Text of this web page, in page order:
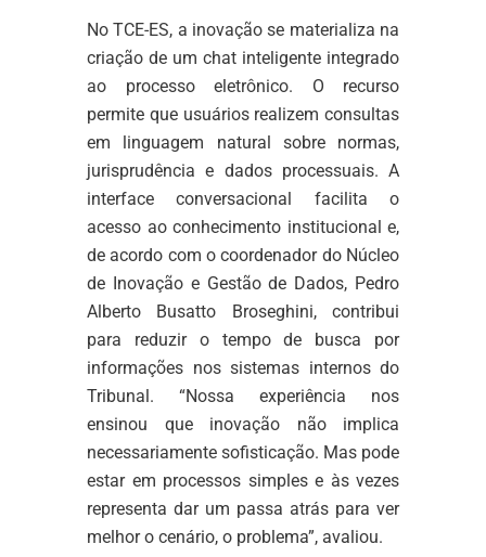
No TCE-ES, a inovação se materializa na
criação de um chat inteligente integrado
ao processo eletrônico. O recurso
permite que usuários realizem consultas
em linguagem natural sobre normas,
jurisprudência e dados processuais. A
interface conversacional facilita o
acesso ao conhecimento institucional e,
de acordo com o coordenador do Núcleo
de Inovação e Gestão de Dados, Pedro
Alberto Busatto Broseghini, contribui
para reduzir o tempo de busca por
informações nos sistemas internos do
Tribunal. “Nossa experiência nos
ensinou que inovação não implica
necessariamente sofisticação. Mas pode
estar em processos simples e às vezes
representa dar um passa atrás para ver
melhor o cenário, o problema”, avaliou.